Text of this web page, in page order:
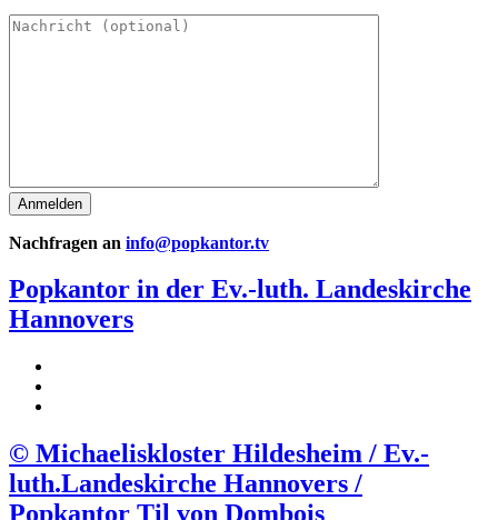
Nachfragen an info@popkantor.tv
Popkantor in der Ev.-luth. Landeskirche
Hannovers
© Michaeliskloster Hildesheim / Ev.-
luth.Landeskirche Hannovers /
Popkantor Til von Dombois